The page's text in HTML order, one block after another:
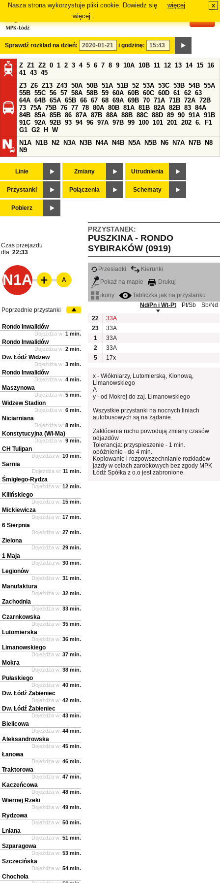
Nasza strona wykorzystuje pliki cookie. Dowiedz się
więcej.
więcej x
Sprawdź rozkład na dzień: i godzinę:
Z Z1 Z2 0 1 2 3 4 5 6 7 8 9 10A 10B 11 12 13 14 15 16
41 43 45
Z3 Z6 Z13 Z43 50A 50B 51A 51B 52 53A 53C 53B 54B 55A
55B 55C 56 57 58A 58B 59 60A 60B 60C 60D 61 62 63
64A 64B 65A 65B 66 67 68 69A 69B 70 71A 71B 72A 72B
73 75A 75B 76 77 78 80A 80B 81A 81B 82A 82B 83 84A
84B 85A 85B 86 87A 87B 88A 88B 88C 88D 89 90 91A 91B
91C 92A 92B 93 94 96 97A 97B 99 100 101 201 202 6.
F1
G1 G2 H
W
N1A
N1B N2 N3A N3B N4A N4B N5A N5B N6 N7A N7B
N8
N9
Linie Zmiany Utrudnienia
Przystanki Połączenia Schematy
Pobierz
PRZYSTANEK:
PUSZKINA - RONDO
SYBIRAKÓW (0919)
Czas przejazdu
dla: 22:33
N1A
Przesiadki
Kierunki
Pokaż na mapie
Drukuj
ikony
Tabliczka jak na przystanku
Nd/Pn i Wt-Pt
Pt/Sb
Sb/Nd
22
33A
23
33A
1
33A
2
33A
5
17x
x - Włókniarzy, Lutomierską, Klonową,
Limanowskiego
A
y - od Mokrej do zaj. Limanowskiego
Wszystkie przystanki na nocnych liniach
autobusowych są na żądanie.
Zakłócenia ruchu powodują zmiany czasów
odjazdów
Tolerancja: przyspieszenie - 1 min.
opóźnienie - do 4 min.
Kopiowanie i rozpowszechnianie rozkładów
jazdy w celach zarobkowych bez zgody MPK
Łódź Spółka z o.o jest zabronione.
A
Poprzednie przystanki
Rondo Inwalidów
Dojeżdża w: 1 min.
Rondo Inwalidów
Dojeżdża w: 2 min.
Dw. Łódź Widzew
Dojeżdża w: 3 min.
Rondo Inwalidów
Dojeżdża w: 4 min.
Maszynowa
Dojeżdża w: 5 min.
Widzew Stadion
Dojeżdża w: 6 min.
Niciarniana
Dojeżdża w: 8 min.
Konstytucyjna (Wi-Ma)
Dojeżdża w: 9 min.
CH Tulipan
Dojeżdża w: 10 min.
Sarnia
Dojeżdża w: 11 min.
Śmigłego-Rydza
Dojeżdża w: 12 min.
Kilińskiego
Dojeżdża w: 15 min.
Mickiewicza
Dojeżdża w: 17 min.
6 Sierpnia
Dojeżdża w: 27 min.
Zielona
Dojeżdża w: 29 min.
1 Maja
Dojeżdża w: 30 min.
Legionów
Dojeżdża w: 31 min.
Manufaktura
Dojeżdża w: 32 min.
Zachodnia
Dojeżdża w: 33 min.
Czarnkowska
Dojeżdża w: 35 min.
Lutomierska
Dojeżdża w: 36 min.
Limanowskiego
Dojeżdża w: 37 min.
Mokra
Dojeżdża w: 38 min.
Pułaskiego
Dojeżdża w: 40 min.
Dw. Łódź Żabieniec
Dojeżdża w: 42 min.
Dw. Łódź Żabieniec
Dojeżdża w: 43 min.
Bielicowa
Dojeżdża w: 44 min.
Aleksandrowska
Dojeżdża w: 45 min.
Łanowa
Dojeżdża w: 46 min.
Traktorowa
Dojeżdża w: 47 min.
Kaczeńcowa
Dojeżdża w: 48 min.
Wiernej Rzeki
Dojeżdża w: 49 min.
Rydzowa
Dojeżdża w: 50 min.
Lniana
Dojeżdża w: 51 min.
Szparagowa
Dojeżdża w: 53 min.
Szczecińska
Dojeżdża w: 54 min.
Chochoła